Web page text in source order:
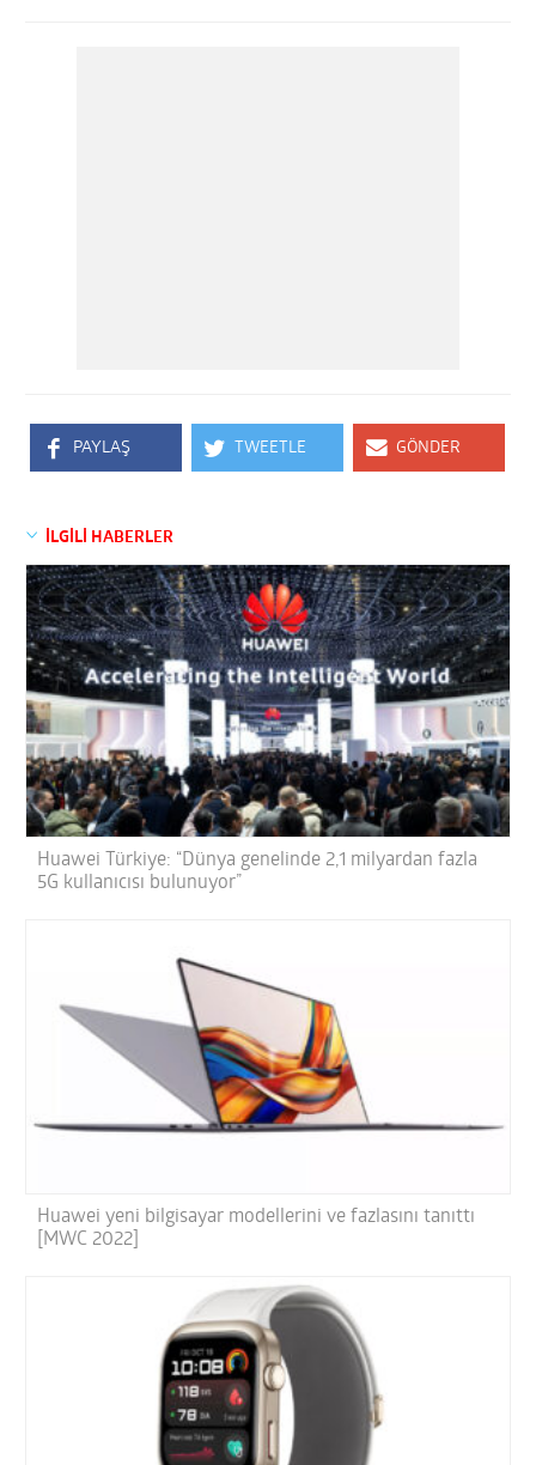
PAYLAŞ TWEETLE GÖNDER
İLGİLİ HABERLER
Huawei Türkiye: “Dünya genelinde 2,1 milyardan fazla
5G kullanıcısı bulunuyor”
Huawei yeni bilgisayar modellerini ve fazlasını tanıttı
[MWC 2022]